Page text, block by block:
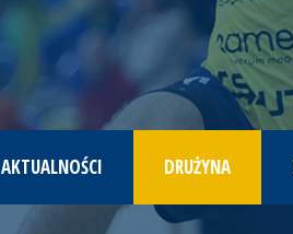
AKTUALNOŚCI DRUŻYNA